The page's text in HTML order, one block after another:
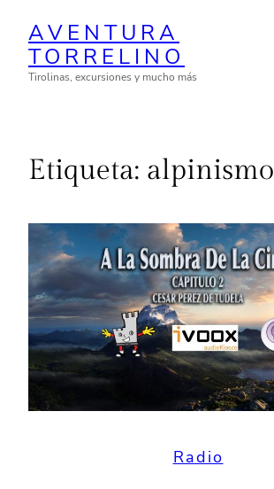
contenido
AVENTURA
TORRELINO
Tirolinas, excursiones y mucho más
Etiqueta: alpinismo
Radio